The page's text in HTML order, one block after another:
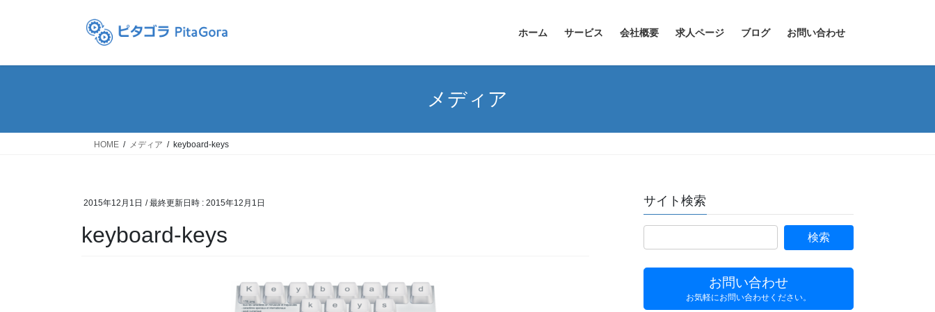
ホーム サービス 会社概要 求人ページ ブログ お問い合わせ
メディア
HOME メディア keyboard-keys
2015年12月1日 / 最終更新日時 : 2015年12月1日
keyboard-keys
サイト検索
お問い合わせ
お気軽にお問い合わせください。